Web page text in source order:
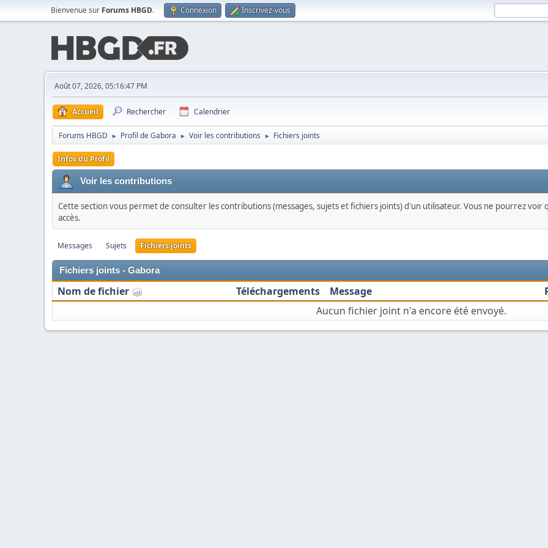
Bienvenue sur Forums HBGD. Connexion Inscrivez-vous
Août 07, 2026, 05:16:47 PM
Accueil Rechercher Calendrier
Forums HBGD ► Profil de Gabora ► Voir les contributions ► Fichiers joints
Infos du Profil
Voir les contributions
Cette section vous permet de consulter les contributions (messages, sujets et fichiers joints) d'un utilisateur. Vous ne pourrez voir
accès.
Messages Sujets Fichiers joints
Fichiers joints - Gabora
Nom de fichier Téléchargements Message
Aucun fichier joint n'a encore été envoyé.